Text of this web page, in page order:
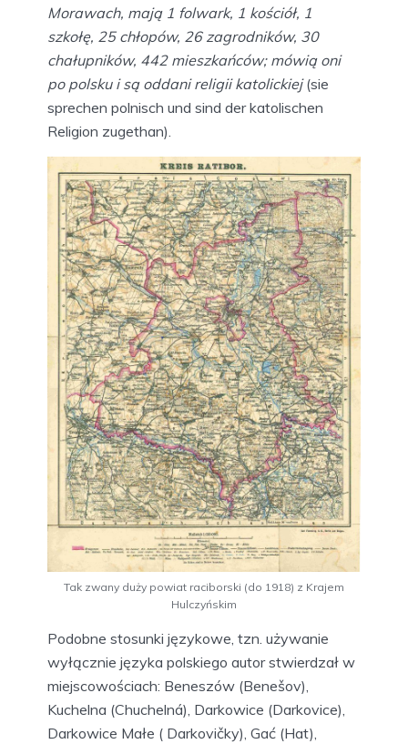
Morawach, mają 1 folwark, 1 kościół, 1
szkołę, 25 chłopów, 26 zagrodników, 30
chałupników, 442 mieszkańców; mówią oni
po polsku i są oddani religii katolickiej(sie
sprechen polnisch und sind der katolischen
Religion zugethan).
Tak zwany duży powiat raciborski (do 1918) z Krajem
Hulczyńskim
Podobne stosunki językowe, tzn. używanie
wyłącznie języka polskiego autor stwierdzał w
miejscowościach: Beneszów (Benešov),
Kuchelna (Chuchelná), Darkowice (Darkovice),
Darkowice Małe ( Darkovičky), Gać (Hat),